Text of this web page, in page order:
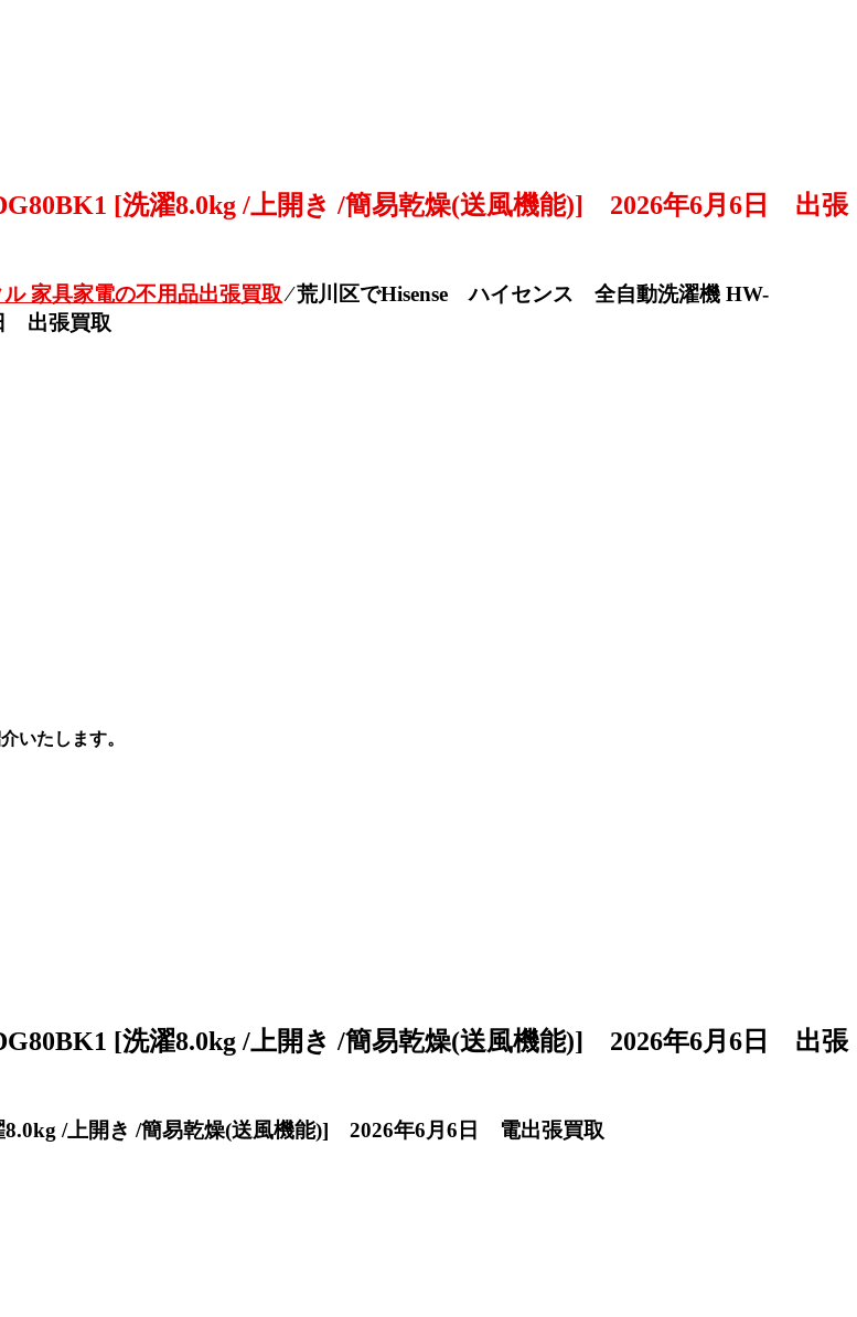
[洗濯8.0kg /上開き /簡易乾燥(送風機能)] 2026年6月6日 出張
家具家電の不用品出張買取⁄荒川区でHisense ハイセンス 全自動洗濯機 HW-
出張買取
いたします。
[洗濯8.0kg /上開き /簡易乾燥(送風機能)] 2026年6月6日 出張
/上開き /簡易乾燥(送風機能)] 2026年6月6日 電出張買取